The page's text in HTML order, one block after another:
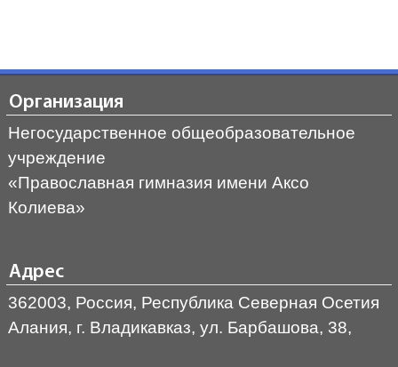
Организация
Негосударственное общеобразовательное
учреждение
«Православная гимназия имени Аксо
Колиева»
Адрес
362003, Россия, Республика Северная Осетия
Алания, г. Владикавказ, ул. Барбашова, 38,